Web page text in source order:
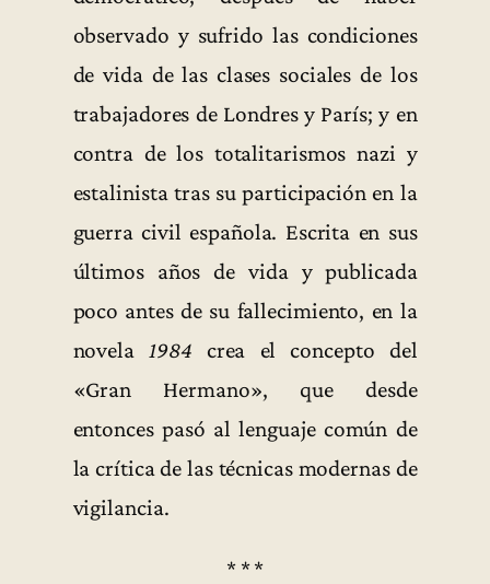
observado y sufrido las condiciones
de vida de las clases sociales de los
trabajadores de Londres y París; y en
contra de los totalitarismos nazi y
estalinista tras su participación en la
guerra civil española. Escrita en sus
últimos años de vida y publicada
poco antes de su fallecimiento, en la
novela 1984 crea el concepto del
«Gran Hermano», que desde
entonces pasó al lenguaje común de
la crítica de las técnicas modernas de
vigilancia.
* * *